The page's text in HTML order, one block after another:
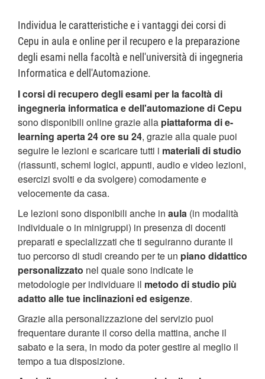
Individua le caratteristiche e i vantaggi dei corsi di
Cepu in aula e online per il recupero e la preparazione
degli esami nella facoltà e nell'università di ingegneria
Informatica e dell'Automazione.
I corsi di recupero degli esami per la facoltà di
ingegneria informatica e dell'automazione di Cepu
sono disponibili online grazie alla piattaforma di e-
learning aperta 24 ore su 24, grazie alla quale puoi
seguire le lezioni e scaricare tutti i materiali di studio
(riassunti, schemi logici, appunti, audio e video lezioni,
esercizi svolti e da svolgere) comodamente e
velocemente da casa.
Le lezioni sono disponibili anche in aula (in modalità
individuale o in minigruppi) in presenza di docenti
preparati e specializzati che ti seguiranno durante il
tuo percorso di studi creando per te un piano didattico
personalizzato nel quale sono indicate le
metodologie per individuare il metodo di studio più
adatto alle tue inclinazioni ed esigenze.
Grazie alla personalizzazione del servizio puoi
frequentare durante il corso della mattina, anche il
sabato e la sera, in modo da poter gestire al meglio il
tempo a tua disposizione.